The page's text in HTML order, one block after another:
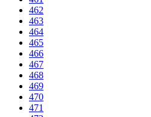
462
463
464
465
466
467
468
469
470
471